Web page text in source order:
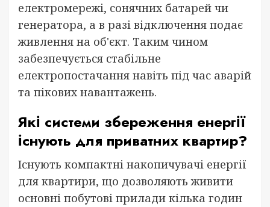
електромережі, сонячних батарей чи
генератора, а в разі відключення подає
живлення на об'єкт. Таким чином
забезпечується стабільне
електропостачання навіть під час аварій
та пікових навантажень.
Які системи збереження енергії
існують для приватних квартир?
Існують компактні накопичувачі енергії
для квартири, що дозволяють живити
основні побутові прилади кілька годин